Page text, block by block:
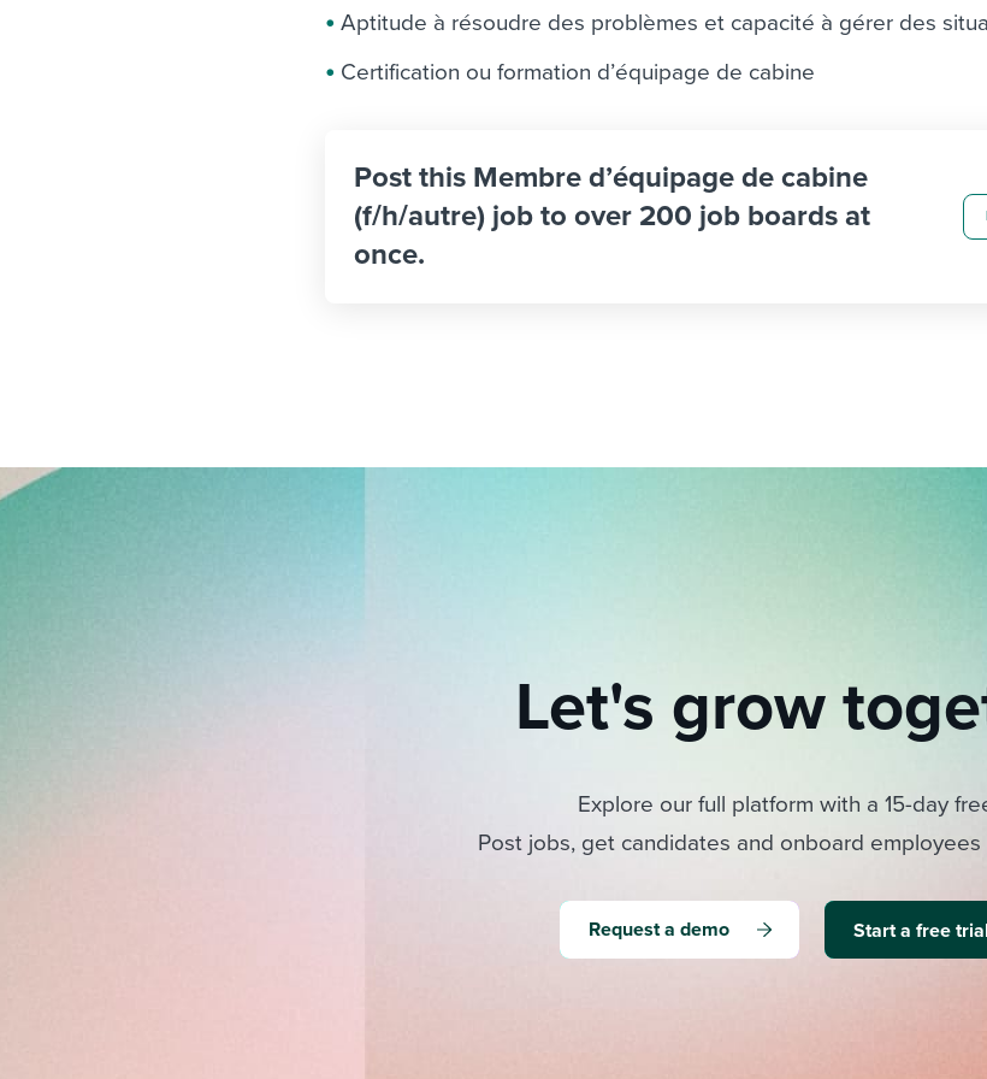
Aptitude à résoudre des problèmes et capacité à gérer des
Certification ou formation d’équipage de cabine
Post this Membre d’équipage de cabine
(f/h/autre) job to over 200 job boards at
once.
Let's grow
Explore our full platform with a 15-day
Post jobs, get candidates and onboard employees
Request a demo Start a free trial